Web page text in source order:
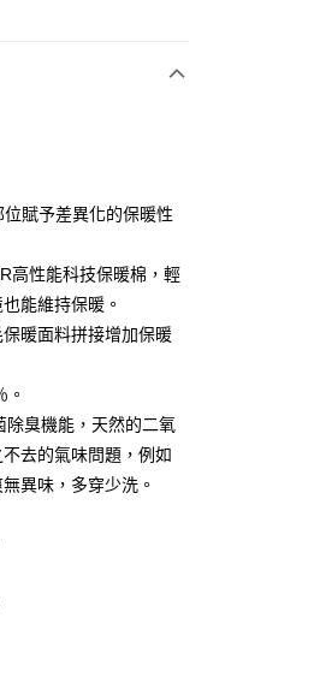
。
完成結帳。
交易完成。
賦予差異化的保暖性
高性能科技保暖棉，輕
能維持保暖。
暖面料拼接增加保暖
除臭機能，天然的二氧
去的氣味問題，例如
異味，多穿少洗。